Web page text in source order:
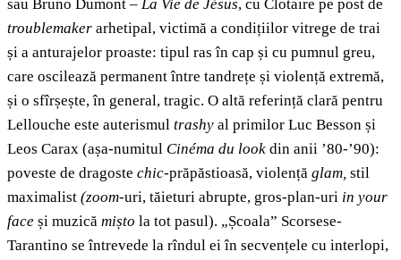
sau Bruno Dumont – La Vie de Jésus, cu Clotaire pe post de
troublemaker arhetipal, victimă a condițiilor vitrege de trai
și a anturajelor proaste: tipul ras în cap și cu pumnul greu,
care oscilează permanent între tandrețe și violență extremă,
și o sfîrșește, în general, tragic. O altă referință clară pentru
Lellouche este auterismul trashy al primilor Luc Besson și
Leos Carax (așa-numitul Cinéma du look din anii ’80-’90):
poveste de dragoste chic-prăpăstioasă, violență glam, stil
maximalist (zoom-uri, tăieturi abrupte, gros-plan-uri in your
face și muzică mișto la tot pasul). „Școala” Scorsese-
Tarantino se întrevede la rîndul ei în secvențele cu interlopi,